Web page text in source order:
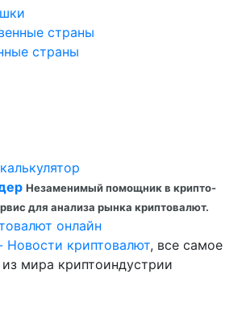
страны
страны
Незаменимый помощник в крипто-
для анализа рынка криптовалют.
онлайн
Новости криптовалют, все самое
из мира криптоиндустрии